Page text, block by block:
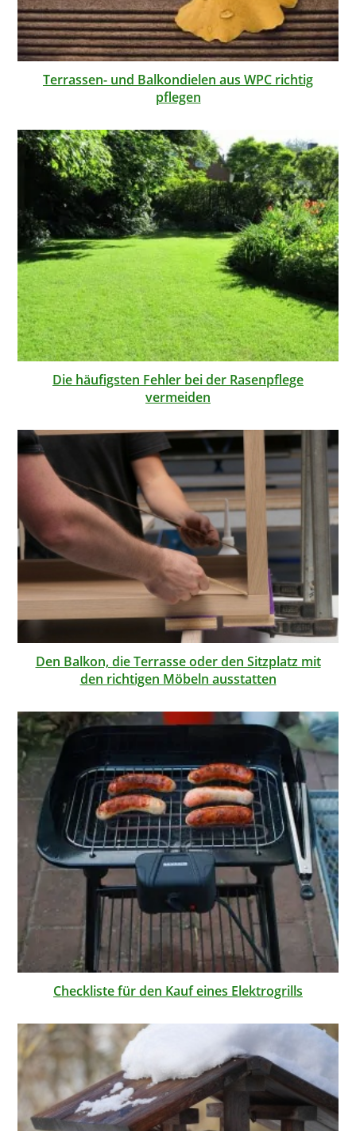
Terrassen- und Balkondielen aus WPC richtig
pflegen
Die häufigsten Fehler bei der Rasenpflege
vermeiden
Den Balkon, die Terrasse oder den Sitzplatz mit
den richtigen Möbeln ausstatten
Checkliste für den Kauf eines Elektrogrills